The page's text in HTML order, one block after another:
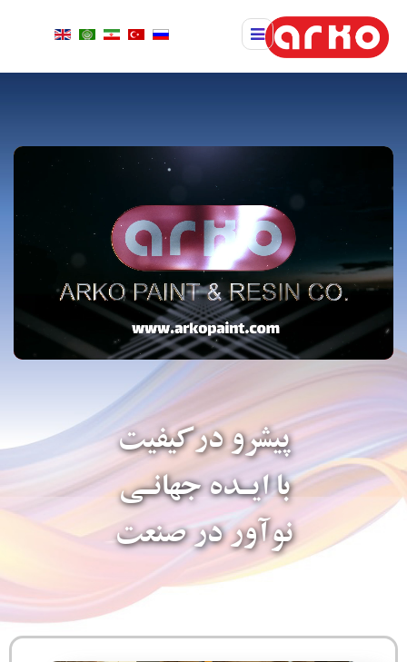
پیشرو درکیفیت
با ایـده جهانـی
نوآور در صنعت